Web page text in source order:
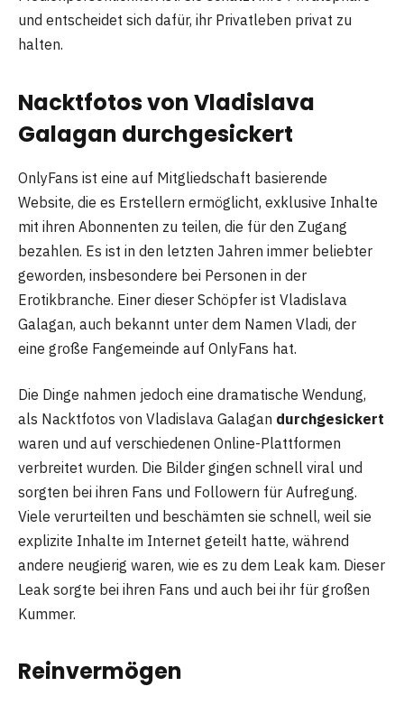
und entscheidet sich dafür, ihr Privatleben privat zu
halten.
Nacktfotos von Vladislava
Galagan durchgesickert
OnlyFans ist eine auf Mitgliedschaft basierende
Website, die es Erstellern ermöglicht, exklusive Inhalte
mit ihren Abonnenten zu teilen, die für den Zugang
bezahlen. Es ist in den letzten Jahren immer beliebter
geworden, insbesondere bei Personen in der
Erotikbranche. Einer dieser Schöpfer ist Vladislava
Galagan, auch bekannt unter dem Namen Vladi, der
eine große Fangemeinde auf OnlyFans hat.
Die Dinge nahmen jedoch eine dramatische Wendung,
als Nacktfotos von Vladislava Galagan durchgesickert
waren und auf verschiedenen Online-Plattformen
verbreitet wurden. Die Bilder gingen schnell viral und
sorgten bei ihren Fans und Followern für Aufregung.
Viele verurteilten und beschämten sie schnell, weil sie
explizite Inhalte im Internet geteilt hatte, während
andere neugierig waren, wie es zu dem Leak kam. Dieser
Leak sorgte bei ihren Fans und auch bei ihr für großen
Kummer.
Reinvermögen